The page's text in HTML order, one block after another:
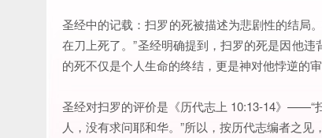
圣经中的记载：扫罗的死被描述为悲剧性的结
在刀上死了。”圣经明确提到，扫罗的死是因他
的死不仅是个人生命的终结，更是神对他悖逆的审
圣经对扫罗的评价是《历代志上 10:13-14》——“
人，没有求问耶和华。”所以，按历代志编者之见